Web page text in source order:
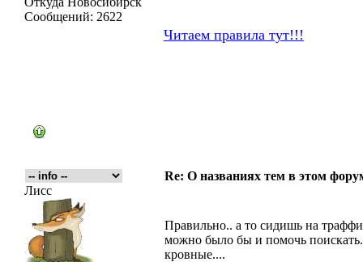
Сообщений: 2622
Читаем правила тут!!!
Re: О названиях тем в этом
Лисс
Правильно.. а то сидишь на
можно было бы и помочь
кровные....